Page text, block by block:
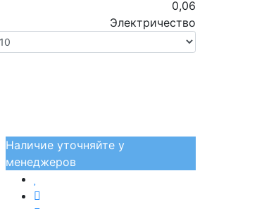
0,06
Электричество
Наличие уточняйте у
менеджеров